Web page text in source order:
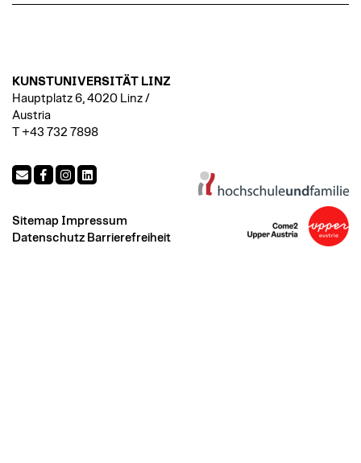
KUNSTUNIVERSITÄT LINZ
Hauptplatz 6, 4020 Linz /
Austria
T +43 732 7898
Sitemap Impressum
Datenschutz Barrierefreiheit